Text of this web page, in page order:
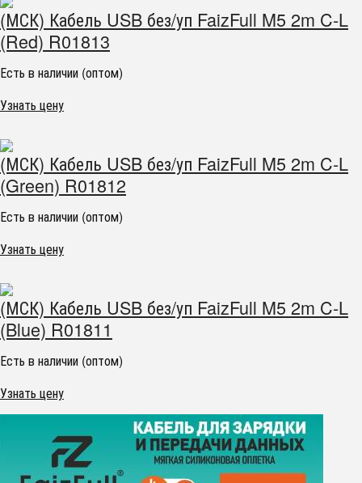
(МСК) Кабель USB без/уп FaizFull M5 2m C-L
(Red) R01813
Есть в наличии (оптом)
Узнать цену
(МСК) Кабель USB без/уп FaizFull M5 2m C-L
(Green) R01812
Есть в наличии (оптом)
Узнать цену
(МСК) Кабель USB без/уп FaizFull M5 2m C-L
(Blue) R01811
Есть в наличии (оптом)
Узнать цену